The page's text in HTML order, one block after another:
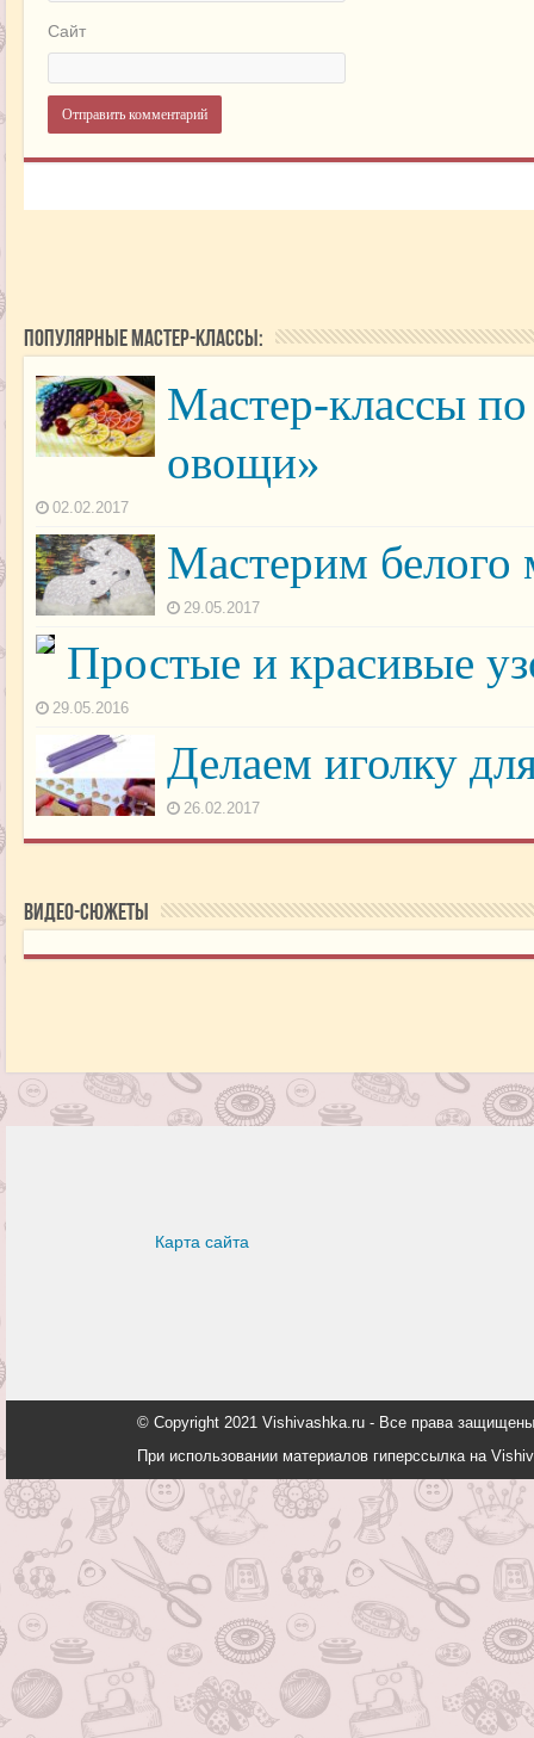
Сайт
Популярные мастер-классы:
Мастер-классы
овощи»
02.02.2017
Мастерим белого
29.05.2017
Простые и красивые
29.05.2016
Делаем иголку
26.02.2017
Видео-сюжеты
Карта сайта
© Copyright 2021 Vishivashka.ru - Все права
При использовании материалов гиперссылка на